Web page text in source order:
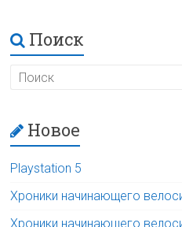
Поиск
Новое
Playstation 5
Хроники начинающего
Хроники начинающего